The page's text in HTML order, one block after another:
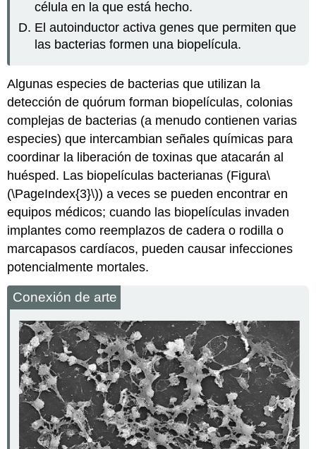
célula en la que está hecho.
El autoinductor activa genes que permiten que
las bacterias formen una biopelícula.
Algunas especies de bacterias que utilizan la
detección de quórum forman biopelículas, colonias
complejas de bacterias (a menudo contienen varias
especies) que intercambian señales químicas para
coordinar la liberación de toxinas que atacarán al
huésped. Las biopelículas bacterianas (Figura\
(\PageIndex{3}\)) a veces se pueden encontrar en
equipos médicos; cuando las biopelículas invaden
implantes como reemplazos de cadera o rodilla o
marcapasos cardíacos, pueden causar infecciones
potencialmente mortales.
Conexión de arte